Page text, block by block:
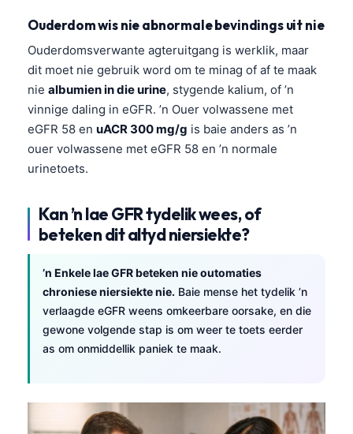
Ouderdom wis nie abnormale bevindings uit nie
Ouderdomsverwante agteruitgang is werklik, maar
dit moet nie gebruik word om te minag of af te maak
nie albumien in die urine, stygende kalium, of ’n
vinnige daling in eGFR. ’n Ouer volwassene met
eGFR 58 en uACR 300 mg/g is baie anders as ’n
ouer volwassene met eGFR 58 en ’n normale
urinetoets.
Kan ’n lae GFR tydelik wees, of
beteken dit altyd niersiekte?
’n Enkele lae GFR beteken nie outomaties
chroniese niersiekte nie. Baie mense het tydelik ’n
verlaagde eGFR weens omkeerbare oorsake, en die
gewone volgende stap is om weer te toets eerder
as om onmiddellik paniek te maak.